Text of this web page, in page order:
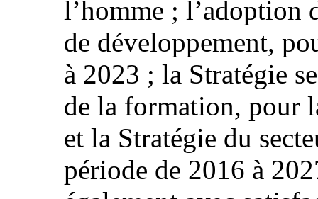
l’homme ; l’adoption
de développement,
à 2023 ; la Stratégie
de la formation, pour
et la Stratégie du
période de 2016 à